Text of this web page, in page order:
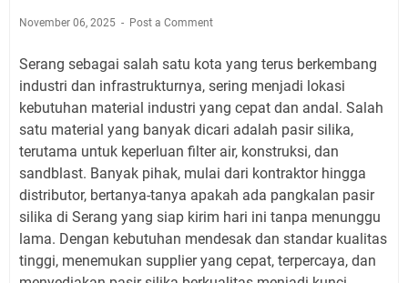
November 06, 2025 Post a Comment
Serang sebagai salah satu kota yang terus berkembang
industri dan infrastrukturnya, sering menjadi lokasi
kebutuhan material industri yang cepat dan andal. Salah
satu material yang banyak dicari adalah pasir silika,
terutama untuk keperluan filter air, konstruksi, dan
sandblast. Banyak pihak, mulai dari kontraktor hingga
distributor, bertanya-tanya apakah ada pangkalan pasir
silika di Serang yang siap kirim hari ini tanpa menunggu
lama. Dengan kebutuhan mendesak dan standar kualitas
tinggi, menemukan supplier yang cepat, terpercaya, dan